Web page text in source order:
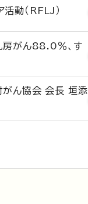
動（RFLJ）
房がん88.0％、す
がん協会 会長 垣添